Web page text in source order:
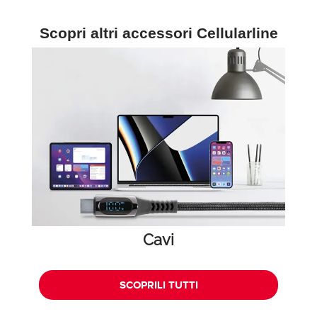
Scopri altri accessori Cellularline
Cavi
SCOPRILI TUTTI